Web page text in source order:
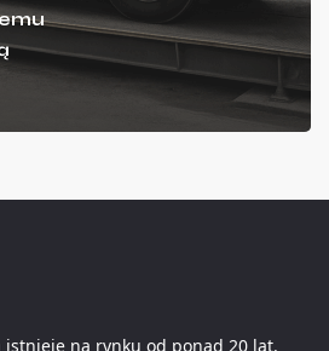
istnieje na rynku od ponad 20 lat.